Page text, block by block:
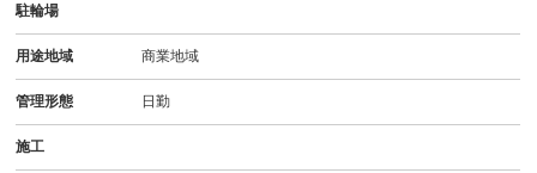
駐輪場
用途地域 商業地域
管理形態 日勤
施工